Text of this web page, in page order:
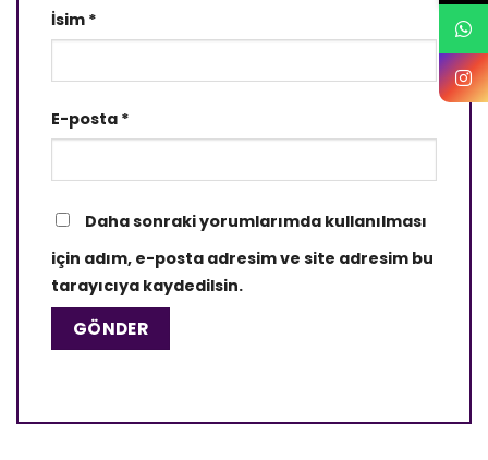
İsim *
E-posta *
Daha sonraki yorumlarımda kullanılması
için adım, e-posta adresim ve site adresim bu
tarayıcıya kaydedilsin.